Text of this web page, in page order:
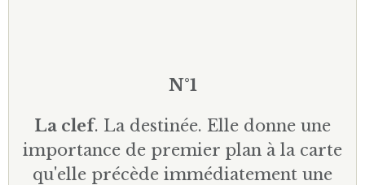
N°1
La clef. La destinée. Elle donne une
importance de premier plan à la carte
qu'elle précède immédiatement une